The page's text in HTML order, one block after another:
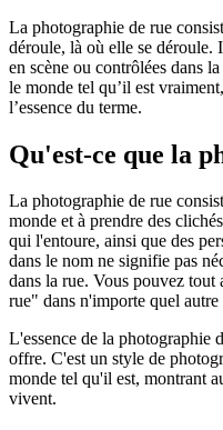
La photographie de rue
déroule, là où elle se déroule.
en scène ou contrôlées dans
le monde tel qu’il est
l’essence du terme.
Qu'est-ce que la
La photographie de rue
monde et à prendre des
qui l'entoure, ainsi que des
dans le nom ne signifie pas
dans la rue. Vous pouvez tout
rue" dans n'importe quel autre
L'essence de la photographie
offre. C'est un style de
monde tel qu'il est, montrant
vivent.